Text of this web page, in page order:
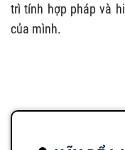
trì tính hợp pháp và
của mình.